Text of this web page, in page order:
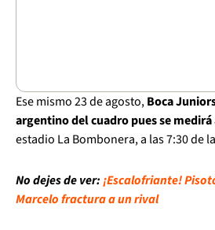
Ese mismo 23 de agosto,Boca
argentino del cuadro pues se medirá
estadio La Bombonera, a las 7:30 de
No dejes de ver:¡Escalofriante!
Marcelo fractura a un rival